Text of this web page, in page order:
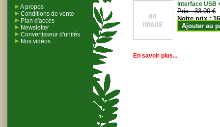
A propos
Conditions de vente
Plan d'accès
Newsletter
Convertisseur d'unités
Nos vidéos
Interface USB
Prix :33.00 €
Notre prix :
Ajouter au
En savoir plus...